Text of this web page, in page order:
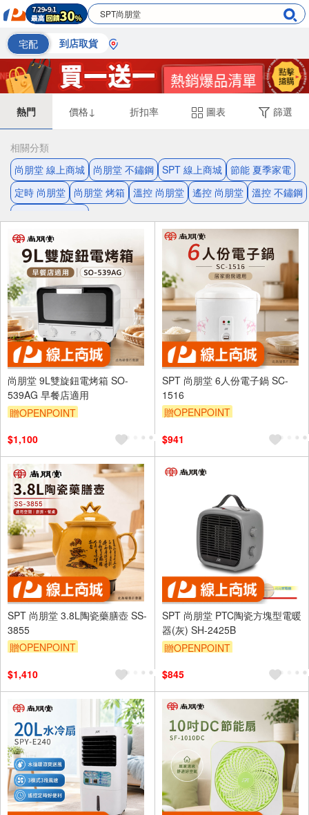
宅配 到店取貨
熱門 價格↓ 折扣率 圖表 篩選
相關分類
尚朋堂 線上商城
尚朋堂 不鏽鋼 SPT 線上商城 節能 夏季家電
定時 尚朋堂
尚朋堂 烤箱 溫控 尚朋堂 遙控 尚朋堂 溫控 不鏽鋼
尚朋堂 9L雙旋鈕電烤箱 SO-
539AG 早餐店適用
贈OPENPOINT
$1,100
SPT 尚朋堂 6人份電子鍋 SC-
1516
贈OPENPOINT
$941
SPT 尚朋堂 3.8L陶瓷藥膳壺 SS-
3855
贈OPENPOINT
$1,410
SPT 尚朋堂 PTC陶瓷方塊型電暖
器(灰) SH-2425B
贈OPENPOINT
$845